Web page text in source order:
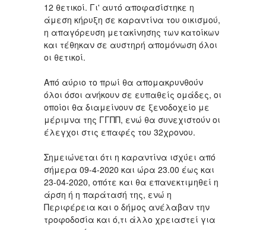
12 θετικοί. Γι' αυτό αποφασίστηκε η
άμεση κήρυξη σε καραντίνα του οικισμού,
η απαγόρευση μετακίνησης των κατοίκων
και τέθηκαν σε αυστηρή απομόνωση όλοι
οι θετικοί.
Από αύριο το πρωί θα απομακρυνθούν
όλοι όσοι ανήκουν σε ευπαθείς ομάδες, οι
οποίοι θα διαμείνουν σε ξενοδοχείο με
μέριμνα της ΓΓΠΠ, ενώ θα συνεχιστούν οι
έλεγχοι στις επαφές του 32χρονου.
Σημειώνεται ότι η καραντίνα ισχύει από
σήμερα 09-4-2020 και ώρα 23.00 έως και
23-04-2020, οπότε και θα επανεκτιμηθεί η
άρση ή η παράτασή της, ενώ η
Περιφέρεια και ο δήμος ανέλαβαν την
τροφοδοσία και ό,τι άλλο χρειαστεί για